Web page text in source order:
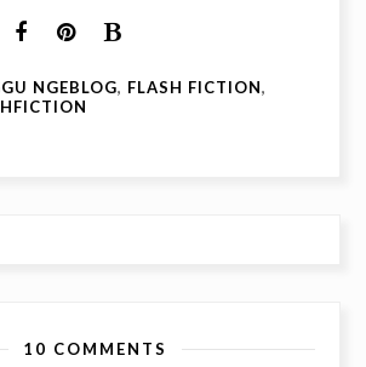
NGEBLOG, FLASH FICTION,
10 COMMENTS